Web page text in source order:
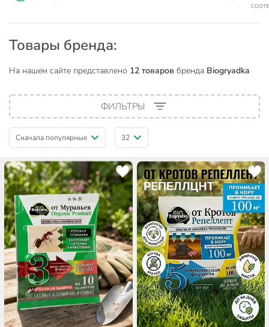
Товары бренда:
На нашем сайте представлено 12 товаров бренда Biogryadka
ФИЛЬТРЫ
Сначала популярные 32